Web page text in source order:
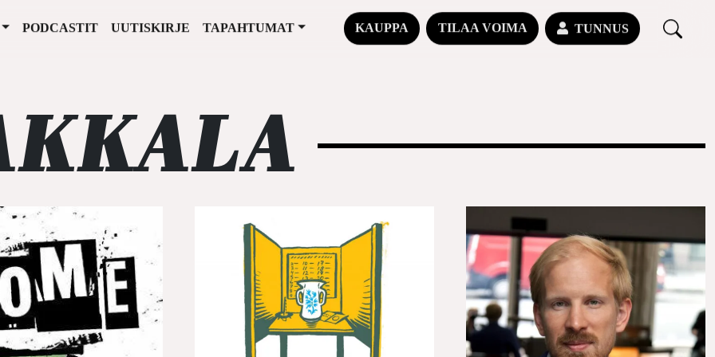
PODCASTIT UUTISKIRJE TAPAHTUMAT KAUPPA TILAA VOIMA TUNNUS